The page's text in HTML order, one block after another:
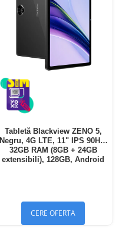
Tabletă Blackview ZENO 5,
Negru, 4G LTE, 11" IPS 90Hz,
32GB RAM (8GB + 24GB
extensibili), 128GB, Android
CERE OFERTA